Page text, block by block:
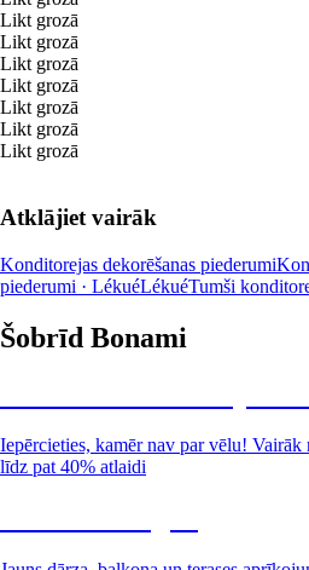
Likt grozā
Likt grozā
Likt grozā
Likt grozā
Likt grozā
Likt grozā
Likt grozā
Atklājiet vairāk
Konditorejas dekorēšanas piederumi
piederumi · LékuéLékuéTumši
Šobrīd Bonami
Iepērcieties, kamēr nav par vēlu! Vairāk
līdz pat 40% atlaidi